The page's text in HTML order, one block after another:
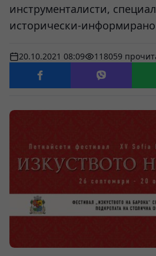
инструменталисти,
исторически-
20.10.2021 08:09 118059